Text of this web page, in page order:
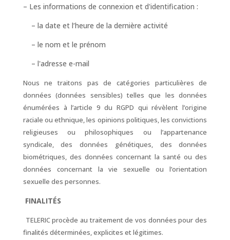
– Les informations de connexion et d'identification :
– la date et l’heure de la dernière activité
– le nom et le prénom
– l'adresse e-mail
Nous ne traitons pas de catégories particulières de
données (données sensibles) telles que les données
énumérées à l’article 9 du RGPD qui révèlent l’origine
raciale ou ethnique, les opinions politiques, les convictions
religieuses ou philosophiques ou l’appartenance
syndicale, des données génétiques, des données
biométriques, des données concernant la santé ou des
données concernant la vie sexuelle ou l’orientation
sexuelle des personnes.
FINALITÉS
TELERIC procède au traitement de vos données pour des
finalités déterminées, explicites et légitimes.